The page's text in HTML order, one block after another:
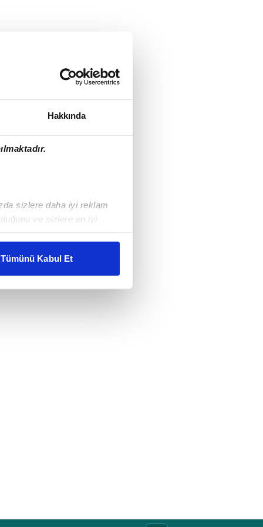
Hakkında
sizlere daha iyi reklam
ve sizlere en iyi
gösterilmeyecektir."
detaylı bilgi için Ayarlar
ve sitemizde ilgili
Tümünü Kabul Et